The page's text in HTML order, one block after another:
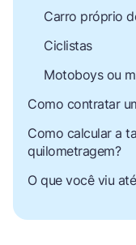
Carro próprio
Ciclistas
Motoboys ou
Como contratar
Como calcular a
quilometragem?
O que você viu